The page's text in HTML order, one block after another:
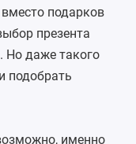
подарков
презента
Но даже такого
подобрать
именно